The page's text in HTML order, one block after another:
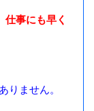
仕事にも早く
りません。